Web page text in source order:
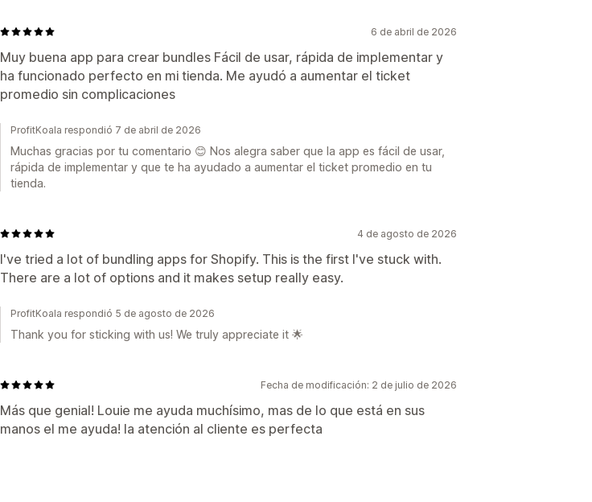
6 de abril de 2026
Muy buena app para crear bundles Fácil de usar, rápida de implementar y
ha funcionado perfecto en mi tienda. Me ayudó a aumentar el ticket
promedio sin complicaciones
ProfitKoala respondió 7 de abril de 2026
Muchas gracias por tu comentario 😊 Nos alegra saber que la app es fácil de usar,
rápida de implementar y que te ha ayudado a aumentar el ticket promedio en tu
tienda.
4 de agosto de 2026
I've tried a lot of bundling apps for Shopify. This is the first I've stuck with.
There are a lot of options and it makes setup really easy.
ProfitKoala respondió 5 de agosto de 2026
Thank you for sticking with us! We truly appreciate it 🌟
Fecha de modificación: 2 de julio de 2026
Más que genial! Louie me ayuda muchísimo, mas de lo que está en sus
manos el me ayuda! la atención al cliente es perfecta